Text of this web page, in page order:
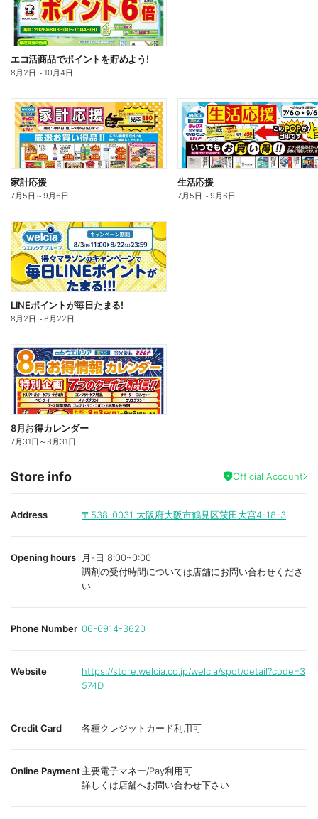
エコ活商品でポイントを貯めよう!
8月2日 ～10月4日
家計応援
7月5日 ～9月6日
生活応援
7月5日 ～9月6日
LINEポイントが毎日たまる!
8月2日 ～8月22日
8月お得カレンダー
7月31日 ～8月31日
Store info Official Account
Address 〒538-0031 大阪府大阪市鶴見区茨田大宮4-18-3
Opening hours
月-日 8:00~0:00
調剤の受付時間については店舗にお問い合わせくださ
い
Phone Number 06-6914-3620
Website
https://store.welcia.co.jp/welcia/spot/detail?code=3
574D
Credit Card 各種クレジットカード利用可
Online Payment主要電子マネー/Pay利用可
詳しくは店舗へお問い合わせ下さい